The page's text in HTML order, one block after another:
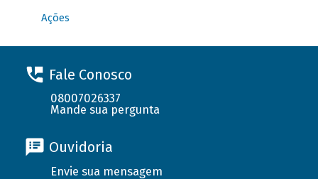
Ações
Fale Conosco
08007026337
Mande sua pergunta
Ouvidoria
Envie sua mensagem